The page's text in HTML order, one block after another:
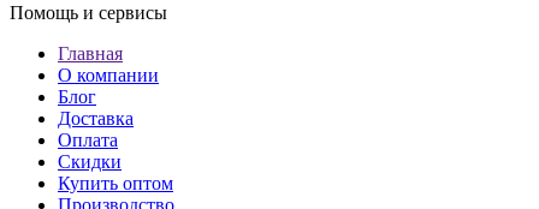
Помощь и сервисы
Главная
О компании
Блог
Доставка
Оплата
Скидки
Купить оптом
Производство